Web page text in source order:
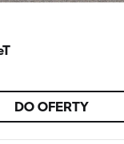
DO OFERTY